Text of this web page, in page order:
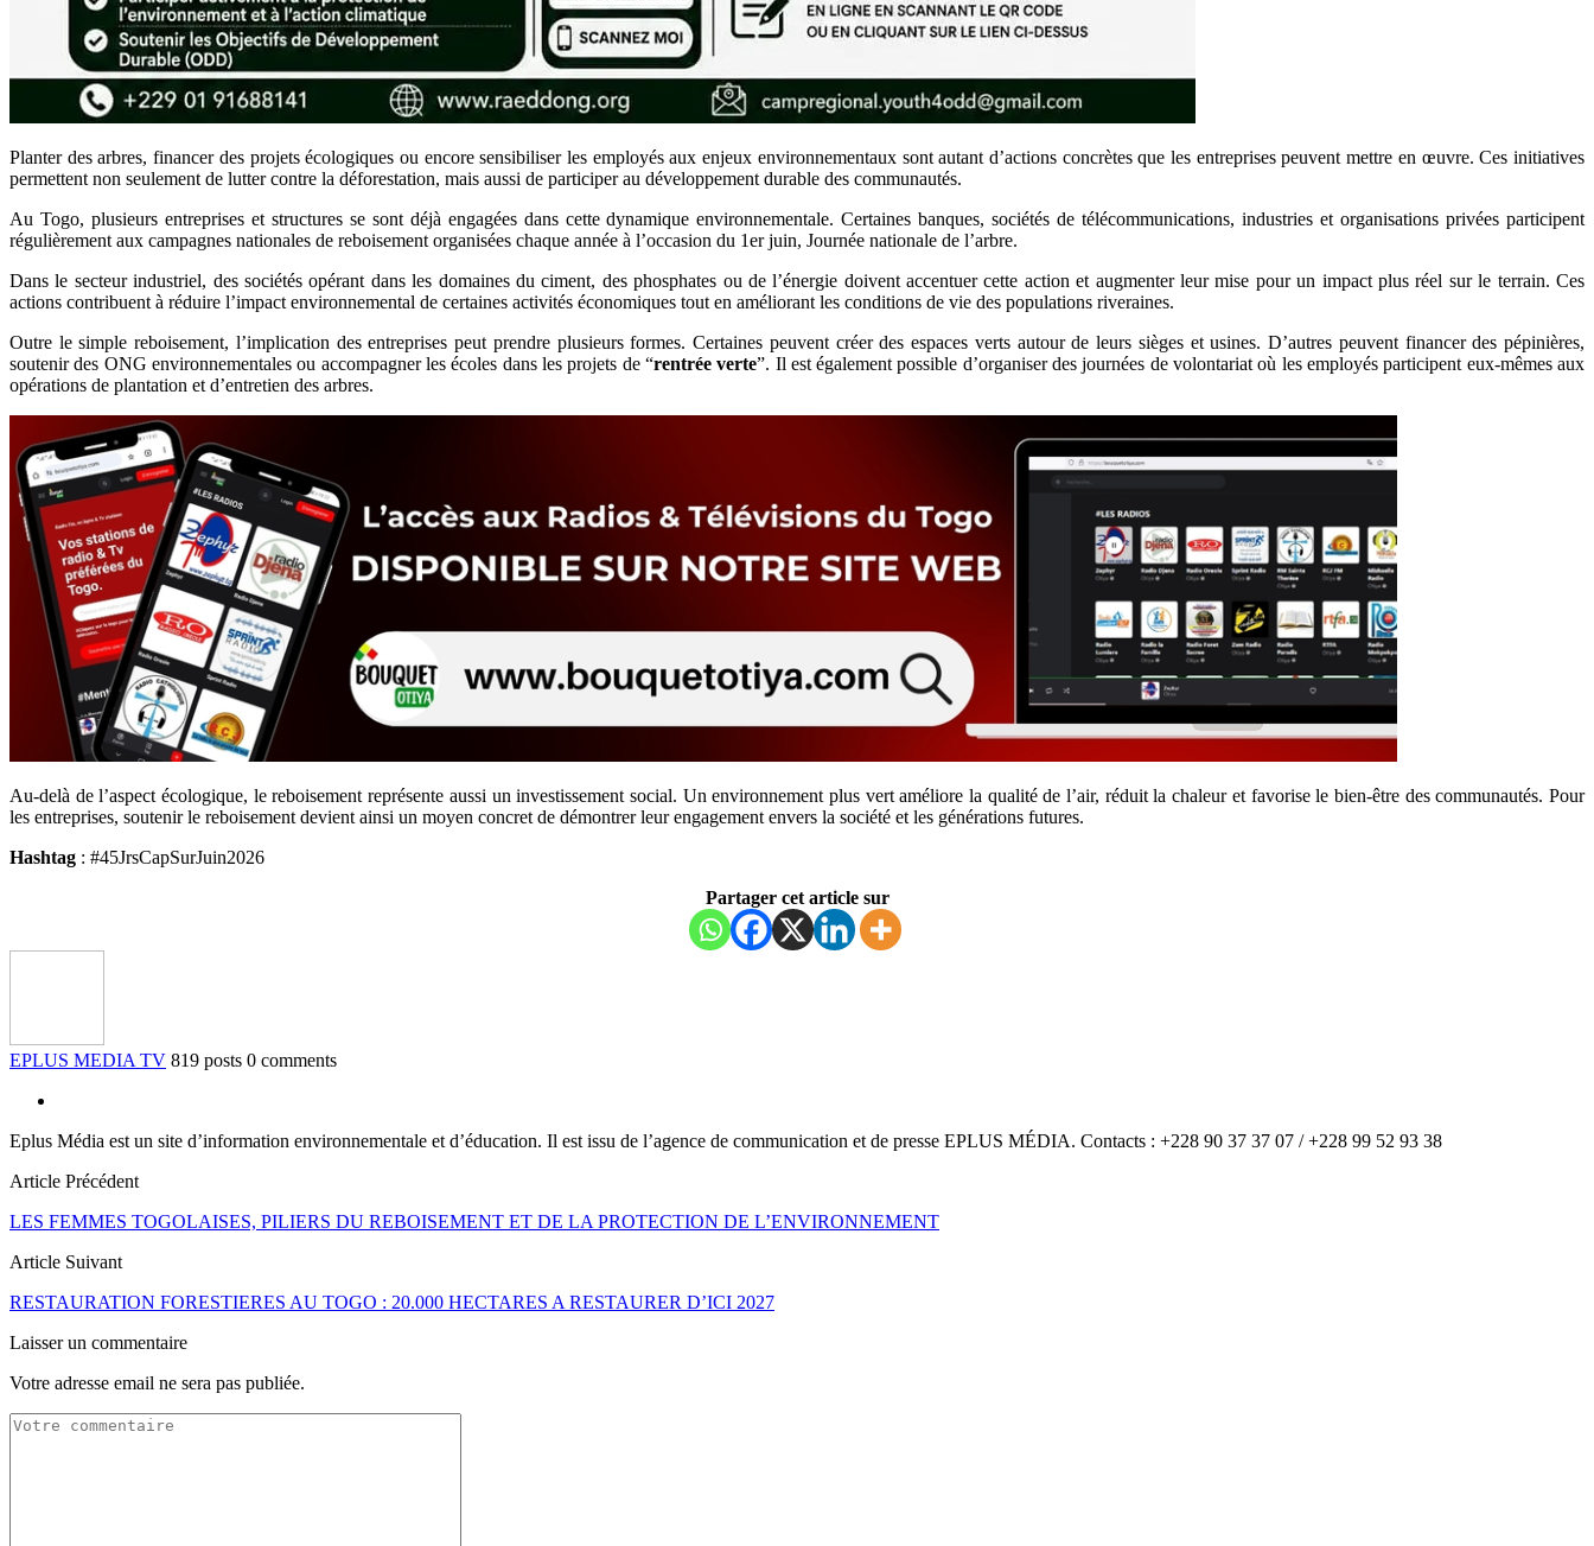
Planter des arbres, financer des projets écologiques ou encore sensibiliser les employés aux enjeux environnementaux sont autant d’actions concrètes que les entreprises peuvent mettre en œuvre. Ces initiatives
permettent non seulement de lutter contre la déforestation, mais aussi de participer au développement durable des communautés.
Au Togo, plusieurs entreprises et structures se sont déjà engagées dans cette dynamique environnementale. Certaines banques, sociétés de télécommunications, industries et organisations privées participent
régulièrement aux campagnes nationales de reboisement organisées chaque année à l’occasion du 1er juin, Journée nationale de l’arbre.
Dans le secteur industriel, des sociétés opérant dans les domaines du ciment, des phosphates ou de l’énergie doivent accentuer cette action et augmenter leur mise pour un impact plus réel sur le terrain. Ces
actions contribuent à réduire l’impact environnemental de certaines activités économiques tout en améliorant les conditions de vie des populations riveraines.
Outre le simple reboisement, l’implication des entreprises peut prendre plusieurs formes. Certaines peuvent créer des espaces verts autour de leurs sièges et usines. D’autres peuvent financer des pépinières,
soutenir des ONG environnementales ou accompagner les écoles dans les projets de “rentrée verte”. Il est également possible d’organiser des journées de volontariat où les employés participent eux-mêmes aux
opérations de plantation et d’entretien des arbres.
Au-delà de l’aspect écologique, le reboisement représente aussi un investissement social. Un environnement plus vert améliore la qualité de l’air, réduit la chaleur et favorise le bien-être des communautés. Pour
les entreprises, soutenir le reboisement devient ainsi un moyen concret de démontrer leur engagement envers la société et les générations futures.
Hashtag : #45JrsCapSurJuin2026
Partager cet article sur
EPLUS MEDIA TV 819 posts 0 comments
Eplus Média est un site d’information environnementale et d’éducation. Il est issu de l’agence de communication et de presse EPLUS MÉDIA. Contacts : +228 90 37 37 07 / +228 99 52 93 38
Article Précédent
LES FEMMES TOGOLAISES, PILIERS DU REBOISEMENT ET DE LA PROTECTION DE L’ENVIRONNEMENT
Article Suivant
RESTAURATION FORESTIERES AU TOGO : 20.000 HECTARES A RESTAURER D’ICI 2027
Laisser un commentaire
Votre adresse email ne sera pas publiée.